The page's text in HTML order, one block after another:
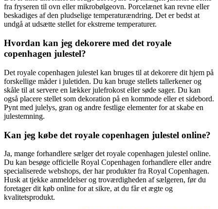
fra fryseren til ovn eller mikrobølgeovn. Porcelænet kan revne eller
beskadiges af den pludselige temperaturændring. Det er bedst at
undgå at udsætte stellet for ekstreme temperaturer.
Hvordan kan jeg dekorere med det royale
copenhagen julestel?
Det royale copenhagen julestel kan bruges til at dekorere dit hjem på
forskellige måder i juletiden. Du kan bruge stellets tallerkener og
skåle til at servere en lækker julefrokost eller søde sager. Du kan
også placere stellet som dekoration på en kommode eller et sidebord.
Pynt med julelys, gran og andre festlige elementer for at skabe en
julestemning.
Kan jeg købe det royale copenhagen julestel online?
Ja, mange forhandlere sælger det royale copenhagen julestel online.
Du kan besøge officielle Royal Copenhagen forhandlere eller andre
specialiserede webshops, der har produkter fra Royal Copenhagen.
Husk at tjekke anmeldelser og troværdigheden af ​​sælgeren, før du
foretager dit køb online for at sikre, at du får et ægte og
kvalitetsprodukt.